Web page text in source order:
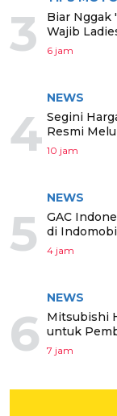
3
Biar Nggak
Wajib
6 jam
4
NEWS
Segini
Resmi
10 jam
5
NEWS
GAC
di
4 jam
6
NEWS
Mitsubishi
untuk
7 jam